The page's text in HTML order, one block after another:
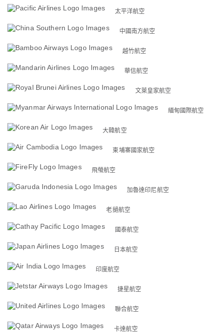
太平洋航空
中國南方航空
越竹航空
華信航空
文萊皇家航空
緬甸國際航空
大韓航空
柬埔寨國家航空
飛螢航空
加魯達印尼航空
老撾航空
國泰航空
日本航空
印度航空
捷星航空
聯合航空
卡達航空